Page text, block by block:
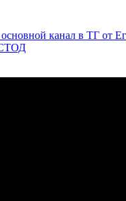
канал в ТГ от